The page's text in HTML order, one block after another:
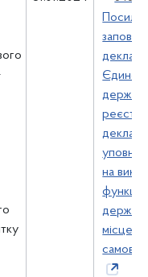
реєстрі
на
функцій